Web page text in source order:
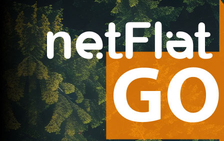
Najčitanije Najnovije
A Selekcija
Sve je gotovo: Edin Džeko donio
odluku, evo gdje nastavlja
1 sedmica 5 dan
A Selekcija